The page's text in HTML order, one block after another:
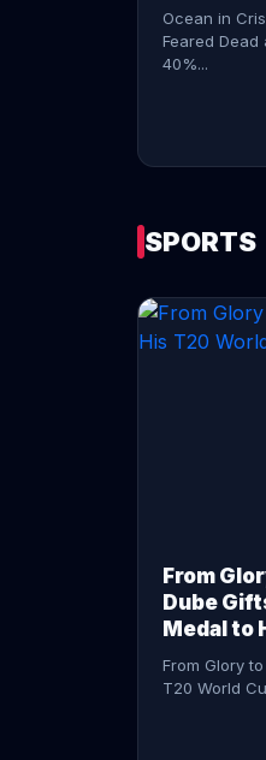
Ocean in
Feared Dead
40%...
SPORTS
From
Dube
Medal to
From Glory
T20 World